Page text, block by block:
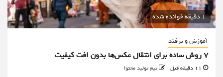
1 دقیقه خوانده شده
آموزش و ترفند
۷ روش ساده برای انتقال عکس‌ها بدون افت کیفیت
تیم تولید محتوا